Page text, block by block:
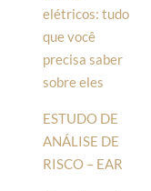
elétricos: tudo
que você
precisa saber
sobre eles
ESTUDO DE
ANÁLISE DE
RISCO – EAR